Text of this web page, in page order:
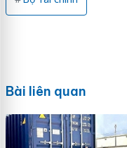
Bài liên quan